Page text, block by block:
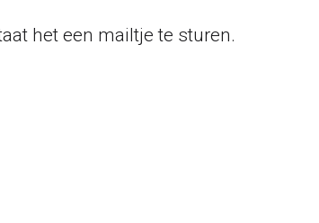
het een mailtje te sturen.